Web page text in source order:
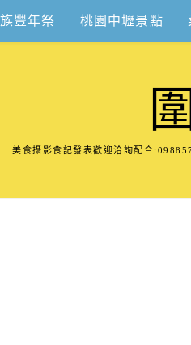
豐年祭 桃園中壢景點
美食攝影食記發表歡迎洽詢配合